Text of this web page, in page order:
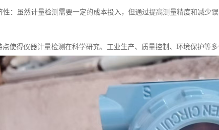
性：虽然计量检测需要一定的成本投入，但通过提高测量精度和减少
点使得仪器计量检测在科学研究、工业生产、质量控制、环境保护等多